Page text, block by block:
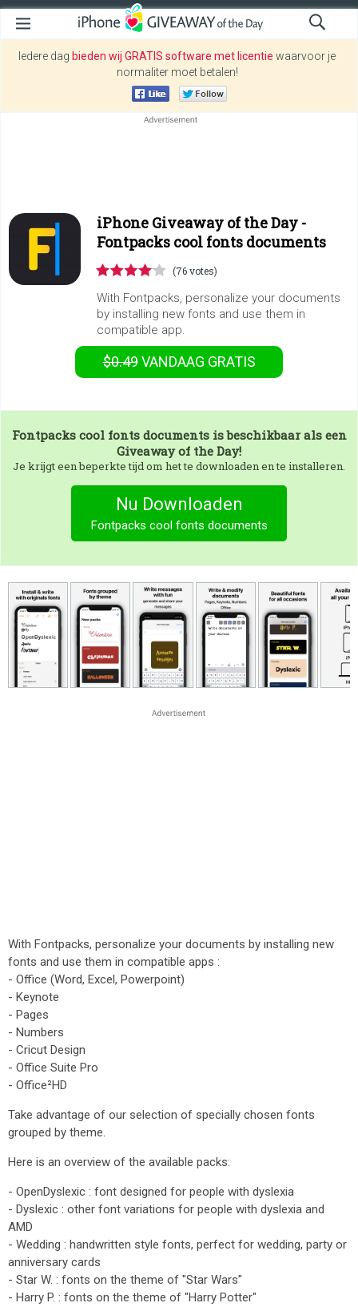
Iedere dag bieden wij GRATIS software met licentie waarvoor je
normaliter moet betalen!
iPhone Giveaway of the Day -
Fontpacks cool fonts documents
(76 votes)
With Fontpacks, personalize your documents
by installing new fonts and use them in
compatible app.
$0.49VANDAAG GRATIS
Fontpacks cool fonts documentsis beschikbaar als een
Giveaway of the Day!
Je krijgt een beperkte tijd om het te downloaden en te installeren.
Nu Downloaden
Fontpacks cool fonts documents
With Fontpacks, personalize your documents by installing new
fonts and use them in compatible apps :
- Office (Word, Excel, Powerpoint)
- Keynote
- Pages
- Numbers
- Cricut Design
- Office Suite Pro
- Office²HD
Take advantage of our selection of specially chosen fonts
grouped by theme.
Here is an overview of the available packs:
- OpenDyslexic : font designed for people with dyslexia
- Dyslexic : other font variations for people with dyslexia and
AMD
- Wedding : handwritten style fonts, perfect for wedding, party or
anniversary cards
- Star W. : fonts on the theme of "Star Wars"
- Harry P. : fonts on the theme of "Harry Potter"